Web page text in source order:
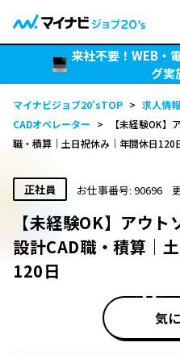
来社不要！WEB・
グ実
マイナビジョブ20’sTOP > 求人情報
CADオペレーター >
【未経験OK】
職・積算｜土日祝休み｜年間休日120
正社員 お仕事番号: 90696
【未経験OK】アウ
設計CAD職・積算｜
120日
気